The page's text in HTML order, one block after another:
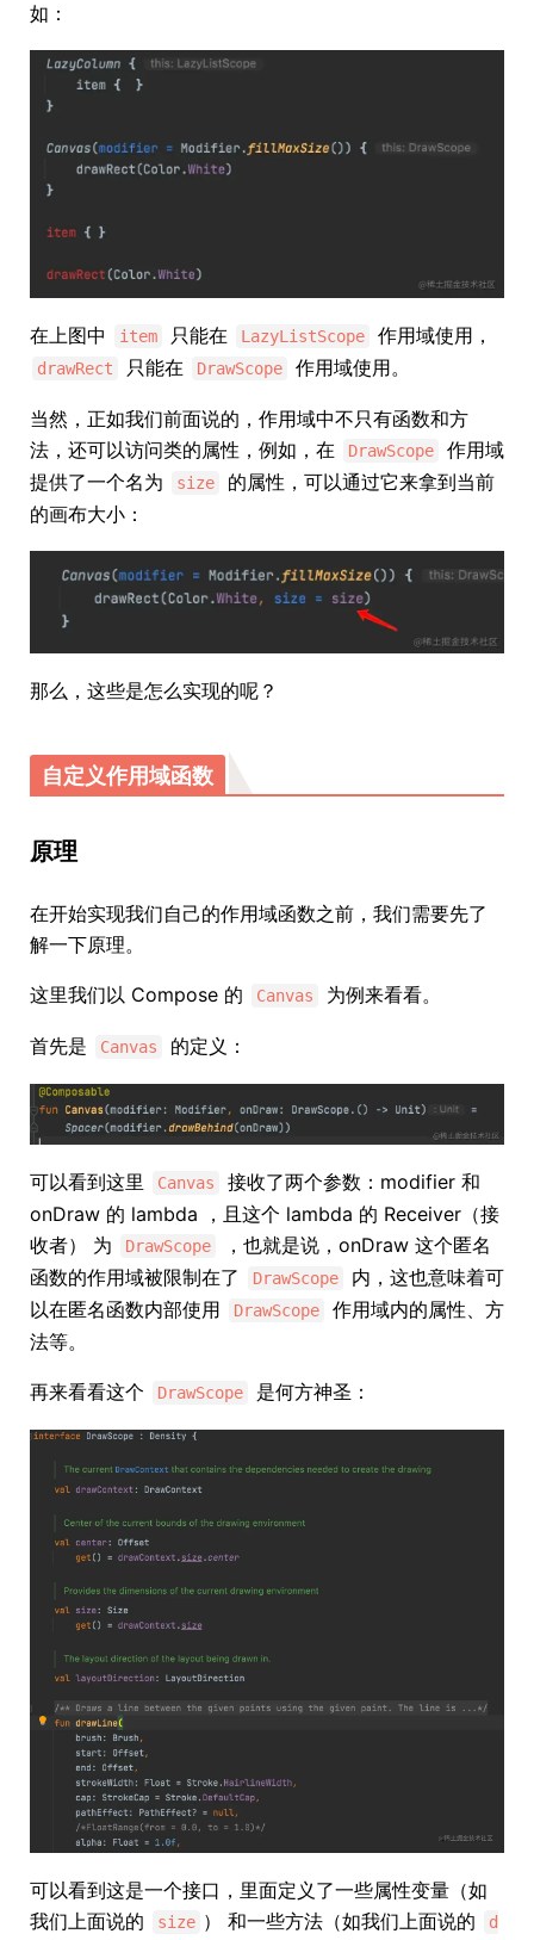
如：
在上图中 item 只能在 LazyListScope 作用域使用，
drawRect 只能在 DrawScope 作用域使用。
当然，正如我们前面说的，作用域中不只有函数和方
法，还可以访问类的属性，例如，在
DrawScope
作用域
提供了一个名为
size
的属性，可以通过它来拿到当前
的画布大小：
那么，这些是怎么实现的呢？
自定义作用域函数
原理
在开始实现我们自己的作用域函数之前，我们需要先了
解一下原理。
这里我们以 Compose 的 Canvas 为例来看看。
首先是 Canvas 的定义：
可以看到这里 Canvas
接收了两个参数：modifier 和
onDraw 的 lambda ，且这个 lambda 的 Receiver（接
收者） 为
DrawScope
，也就是说，onDraw 这个匿名
函数的作用域被限制在了
DrawScope
内，这也意味着可
以在匿名函数内部使用
DrawScope
作用域内的属性、方
法等。
再来看看这个 DrawScope 是何方神圣：
可以看到这是一个接口，里面定义了一些属性变量（如
我们上面说的
size ） 和一些方法（如我们上面说的 d